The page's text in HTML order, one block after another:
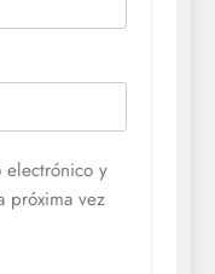
electrónico y
próxima vez